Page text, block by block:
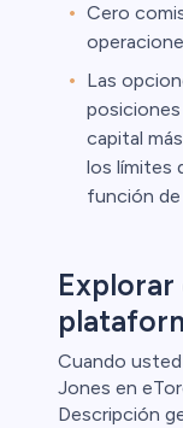
Cero
Las
capital
los límites
función de
Explorar
Cuando
Jones en
Descripción